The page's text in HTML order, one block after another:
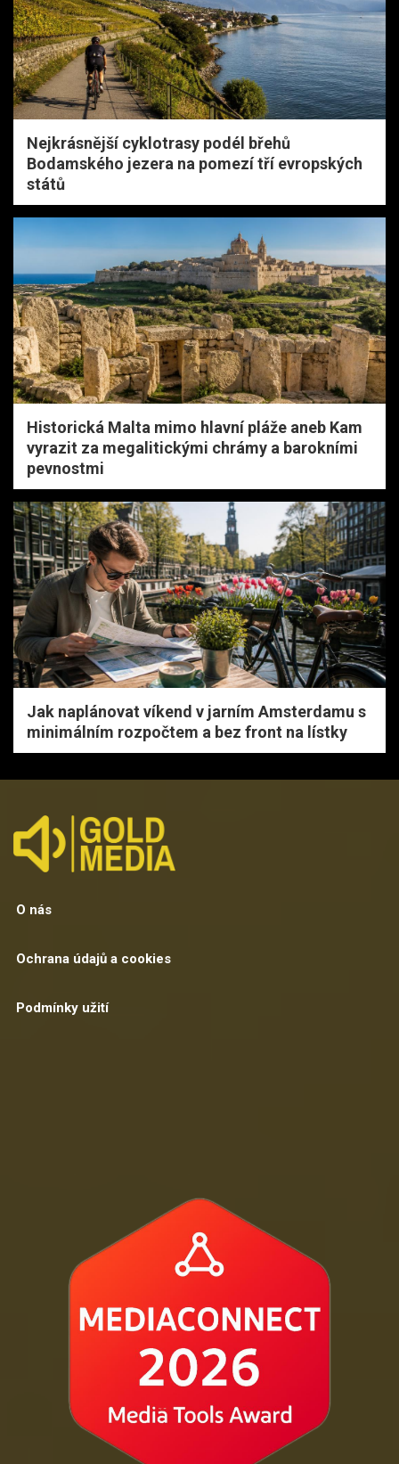
Nejkrásnější cyklotrasy podél břehů
Bodamského jezera na pomezí tří evropských
států
Historická Malta mimo hlavní pláže aneb Kam
vyrazit za megalitickými chrámy a barokními
pevnostmi
Jak naplánovat víkend v jarním Amsterdamu s
minimálním rozpočtem a bez front na lístky
O nás
Ochrana údajů a cookies
Podmínky užití